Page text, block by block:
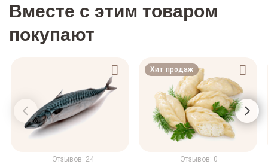
Вместе с этим товаром
покупают
Отзывов: 24
Хит продаж
Отзывов: 0